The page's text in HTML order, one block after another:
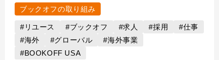
ブックオフの取り組み
#リユース #ブックオフ #求人 #採用
#仕事
#海外
#グローバル
#海外事業
#BOOKOFF USA